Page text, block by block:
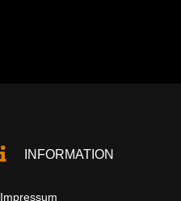
INFORMATION
Impressum